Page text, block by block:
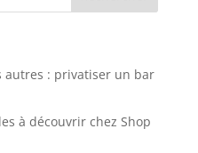
autres : privatiser un bar
à découvrir chez Shop